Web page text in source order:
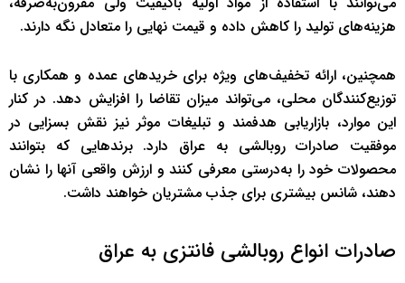
هزینه‌های تولید را کاهش داده و قیمت نهایی را متعادل نگه دارند.
همچنین، ارائه تخفیف‌های ویژه برای خریدهای عمده و همکاری با
توزیع‌کنندگان محلی، می‌تواند میزان تقاضا را افزایش دهد. در کنار
این موارد، بازاریابی هدفمند و تبلیغات موثر نیز نقش بسزایی در
موفقیت صادرات روبالشی به عراق دارد. برندهایی که بتوانند
محصولات خود را به‌درستی معرفی کنند و ارزش واقعی آنها را نشان
دهند، شانس بیشتری برای جذب مشتریان خواهند داشت.
صادرات انواع روبالشی فانتزی به عراق